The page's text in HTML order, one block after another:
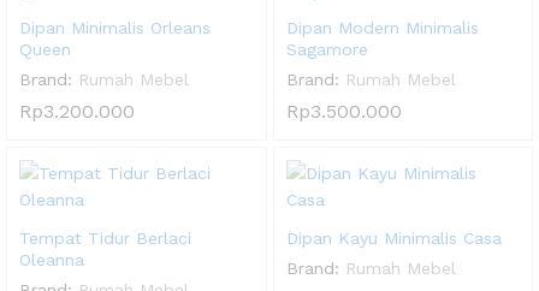
Dipan Minimalis Orleans
Queen
Brand: Rumah Mebel
Rp3.200.000
Dipan Modern Minimalis
Sagamore
Brand: Rumah Mebel
Rp3.500.000
Tempat Tidur Berlaci
Oleanna
Dipan Kayu Minimalis Casa
Brand: Rumah Mebel